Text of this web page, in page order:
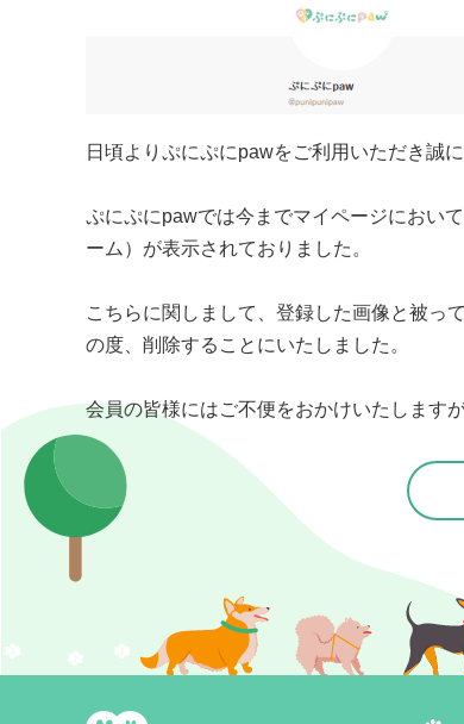
日頃よりぷにぷにpawをご利用いただき誠
ぷにぷにpawでは今までマイページにおい
ーム）が表示されておりました。
こちらに関しまして、登録した画像と被っ
の度、削除することにいたしました。
会員の皆様にはご不便をおかけいたします